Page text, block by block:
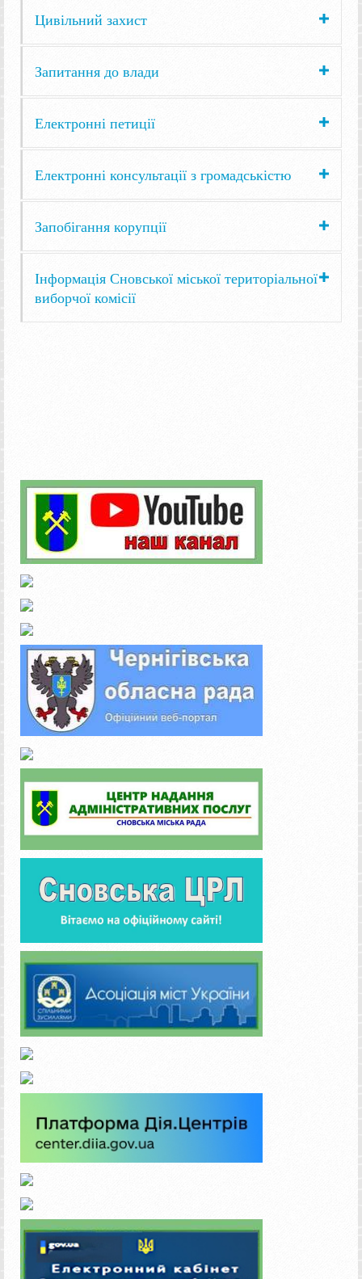
Цивільний захист
Запитання до влади
Електронні петиції
Електронні консультації з громадськістю
Запобігання корупції
Інформація Сновської міської територіальної
виборчої комісії